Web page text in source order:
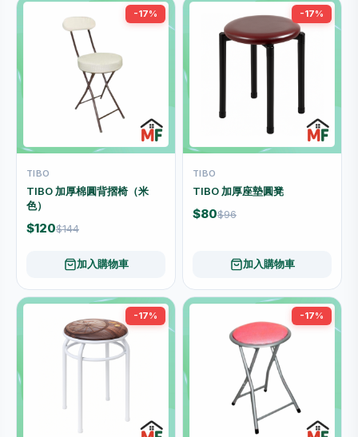
-17%
TIBO
TIBO 加厚棉圓背摺椅（米
色）
$120$144
加入購物車
-17%
TIBO
TIBO 加厚座墊圓凳
$80$96
加入購物車
-17% -17%